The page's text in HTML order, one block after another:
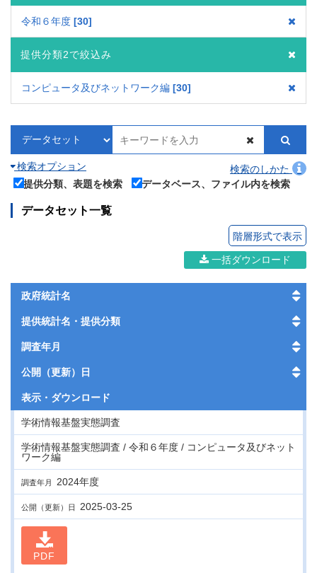
令和６年度 30
提供分類2で絞込み
コンピュータ及びネットワーク編 30
検索オプション
検索のしかた
提供分類、表題を検索
データベース、ファイル内を検索
データセット一覧
階層形式で表示
一括ダウンロード
政府統計名
提供統計名・提供分類
調査年月
公開（更新）日
表示・ ダウンロード
学術情報基盤実態調査
学術情報基盤実態調査 / 令和６年度 / コンピュータ及びネット
ワーク編
調査年月 2024年度
公開（更新）日 2025-03-25
PDF